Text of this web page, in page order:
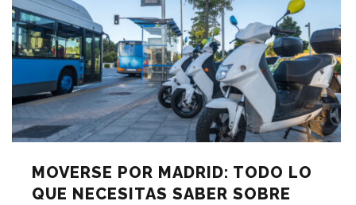
MOVERSE POR MADRID: TODO LO
QUE NECESITAS SABER SOBRE